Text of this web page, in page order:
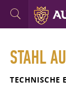
STAHL
TECHNISCHE